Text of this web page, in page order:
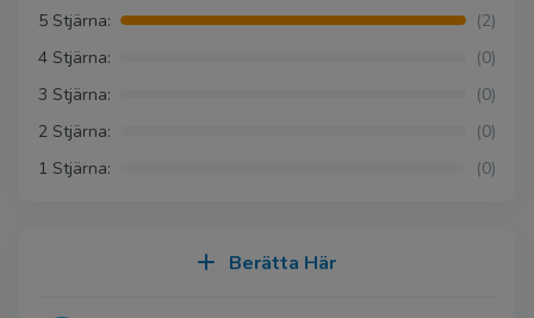
Berätta Här
5 Stjärna:
(2)
4 Stjärna:
(0)
3 Stjärna:
(0)
2 Stjärna:
(0)
1 Stjärna:
(0)